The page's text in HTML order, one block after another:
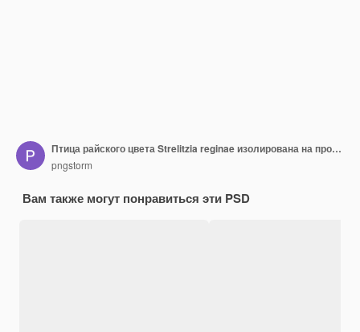
Птица райского цвета Strelitzia reginae изолирована на прозрачном фоне
pngstorm
Вам также могут понравиться эти PSD